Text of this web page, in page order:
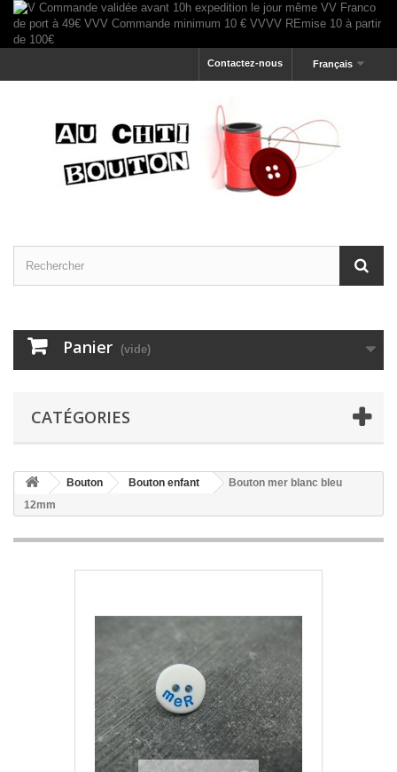
Français
Contactez-nous
Panier (vide)
CATÉGORIES
Bouton Bouton enfant
Bouton mer blanc bleu
12mm